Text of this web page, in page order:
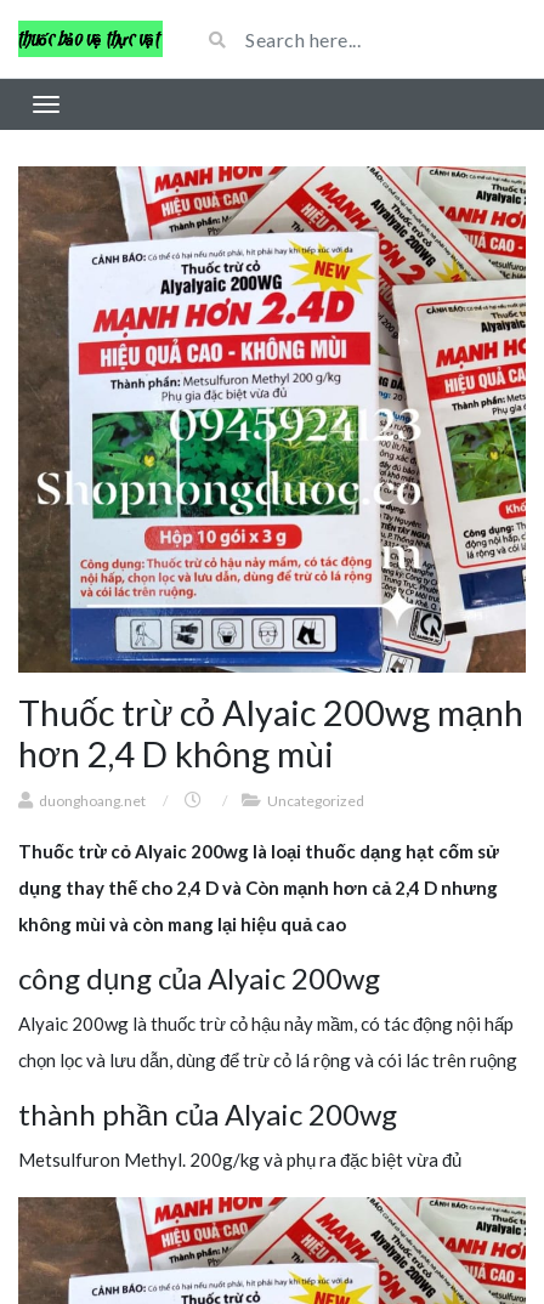
Thuốc trừ cỏ Alyaic 200wg mạnh
hơn 2,4 D không mùi
duonghoang.net / / Uncategorized
Thuốc trừ cỏ Alyaic 200wg là loại thuốc dạng hạt cốm sử
dụng thay thế cho 2,4 D và Còn mạnh hơn cả 2,4 D nhưng
không mùivà còn mang lại hiệu quả cao
công dụng của Alyaic 200wg
Alyaic 200wg là thuốc trừ cỏ hậu nảy mầm, có tác động nội hấp
chọn lọc và lưu dẫn, dùng để trừ cỏ lá rộng và cói lác trên ruộng
thành phần của Alyaic 200wg
Metsulfuron Methyl. 200g/kg và phụ ra đặc biệt vừa đủ